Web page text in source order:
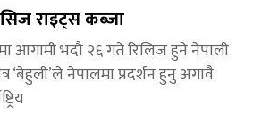
राइट्स कब्जा
आगामी भदौ २६ गते रिलिज हुने नेपाली
‘बेहुली’ले नेपालमा प्रदर्शन हुनु अगावै